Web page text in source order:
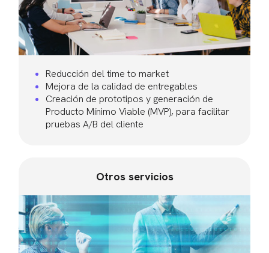
Reducción del time to market
Mejora de la calidad de entregables
Creación de prototipos y generación de
Producto Mínimo Viable (MVP), para facilitar
pruebas A/B del cliente
Otros servicios